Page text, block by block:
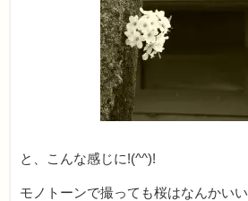
と、こんな感じに!(^^)!
モノトーンで撮っても桜はなんかいい